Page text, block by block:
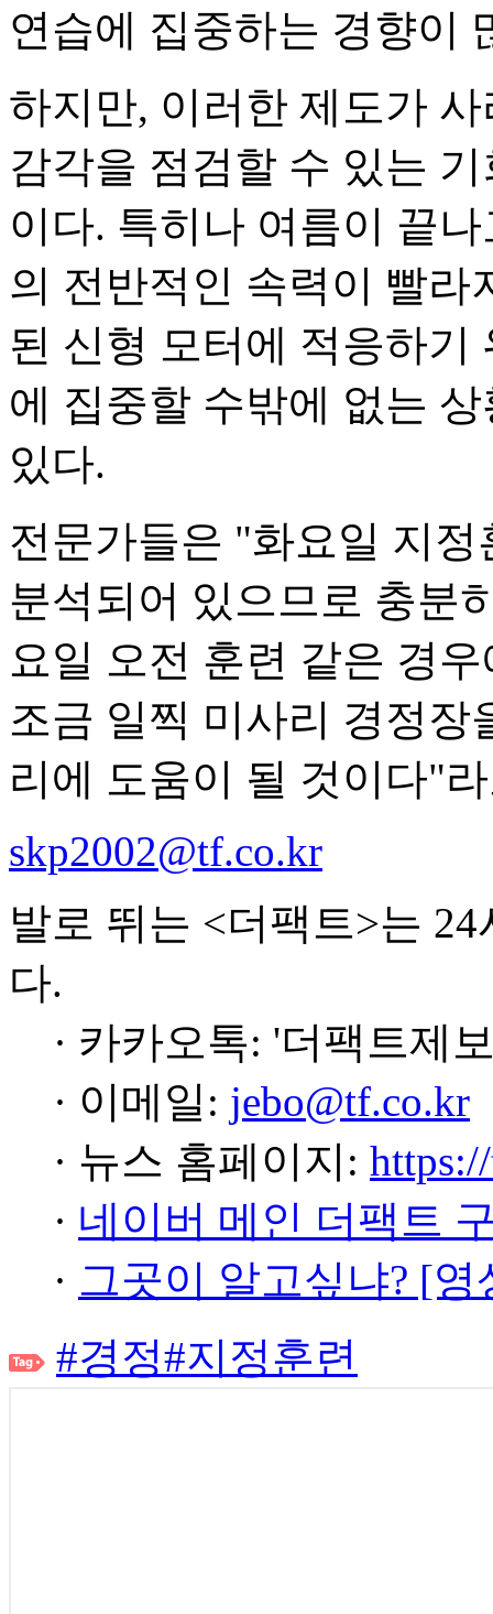
연습에 집중하는 경향이
하지만, 이러한 제도가
감각을 점검할 수 있는
이다. 특히나 여름이 끝
의 전반적인 속력이 빨라
된 신형 모터에 적응하기
에 집중할 수밖에 없는
있다.
전문가들은 "화요일 지
분석되어 있으므로 충분
요일 오전 훈련 같은 경
조금 일찍 미사리 경정장
리에 도움이 될 것이다"
skp2002@tf.co.kr
발로 뛰는 <더팩트>는
다.
· 카카오톡: '더팩트제
· 이메일: jebo@tf.co.kr
· 뉴스 홈페이지:
· 네이버 메인 더팩트
· 그곳이 알고싶냐? [
#경정#지정훈련